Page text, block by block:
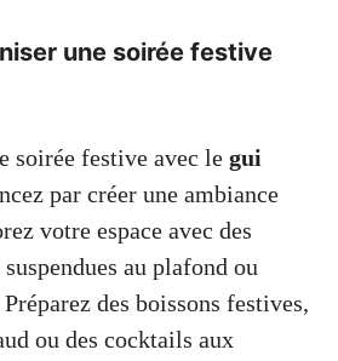
une soirée festive
soirée festive avec le gui
par créer une ambiance
votre espace avec des
au plafond ou
des boissons festives,
ou des cocktails aux